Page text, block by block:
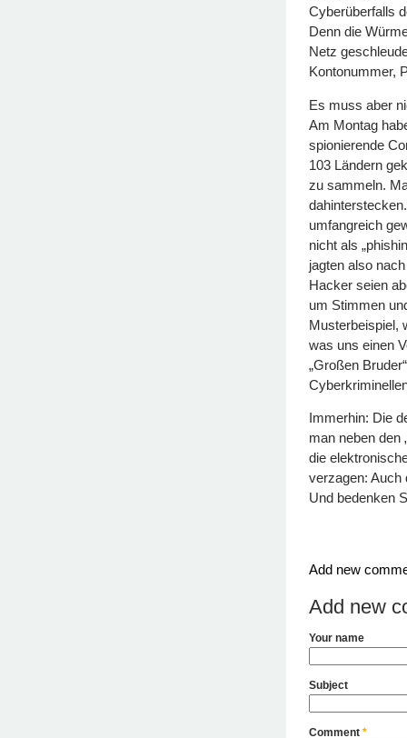
Cyberüberfalls
Denn die
Netz
Kontonummer,
Es muss aber
Am Montag
spionierende
103 Ländern
zu sammeln.
umfangreich
nicht als
jagten also
Hacker seien
um Stimmen
Musterbeispiel,
was uns einen
„Großen
Immerhin: Die
man neben den
die
verzagen: Auch
Und bedenken
Add new
Add new
Your name
Subject
Comment *